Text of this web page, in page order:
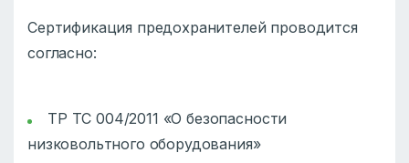
Сертификация предохранителей проводится
согласно:
ТР ТС 004/2011 «О безопасности
низковольтного оборудования»